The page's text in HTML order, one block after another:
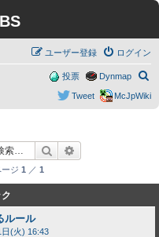
ログイン
ユーザー登録
索
Dynmap
投票
McJpWiki
Tweet
検索
ジ 1 ／ 1
ルール
(火) 16:43